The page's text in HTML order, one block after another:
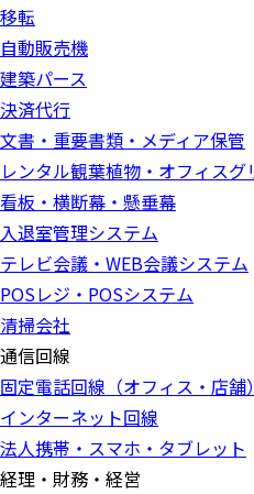
移転
自動販売機
建築パース
決済代行
文書・重要書類・メディア保管
レンタル観葉植物・オフィスグ
看板・横断幕・懸垂幕
入退室管理システム
テレビ会議・WEB会議システム
POSレジ・POSシステム
清掃会社
通信回線
固定電話回線（オフィス・店舗）
インターネット回線
法人携帯・スマホ・タブレット
経理・財務・経営